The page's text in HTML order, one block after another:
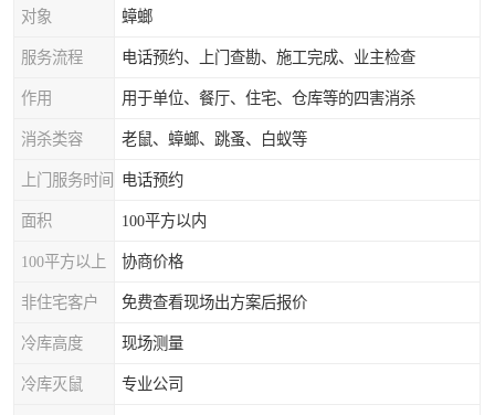
对象 蟑螂
服务流程 电话预约、上门查勘、施工完成、业主检查
作用 用于单位、餐厅、住宅、仓库等的四害消杀
消杀类容 老鼠、蟑螂、跳蚤、白蚁等
上门服务时间 电话预约
面积 100平方以内
100平方以上 协商价格
非住宅客户 免费查看现场出方案后报价
冷库高度 现场测量
冷库灭鼠 专业公司